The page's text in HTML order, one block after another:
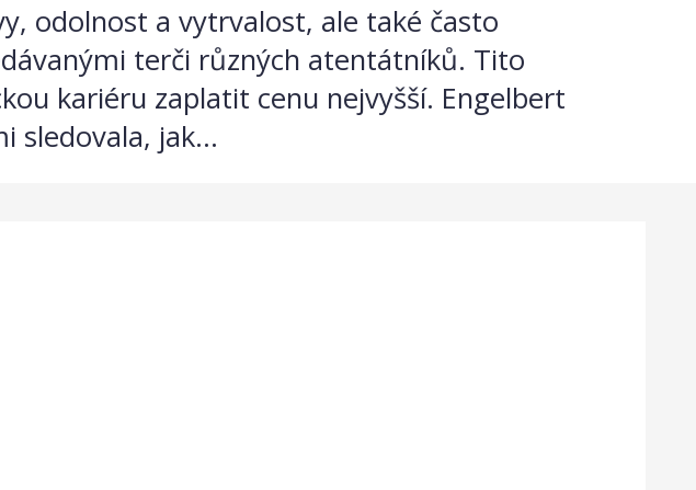
odolnost a vytrvalost, ale také často
terči různých atentátníků. Tito
kariéru zaplatit cenu nejvyšší. Engelbert
sledovala, jak...